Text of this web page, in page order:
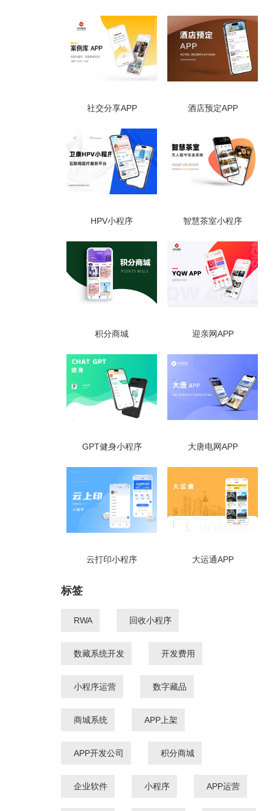
社交分享APP 酒店预定APP
HPV小程序 智慧茶室小程序
积分商城 迎亲网APP
GPT健身小程序 大唐电网APP
云打印小程序 大运通APP
标签
RWA 回收小程序
数藏系统开发 开发费用
小程序运营 数字藏品
商城系统 APP上架
APP开发公司 积分商城
企业软件 小程序 APP运营